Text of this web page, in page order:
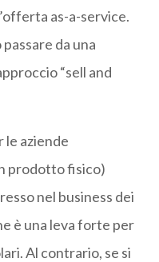
as-a-service.
da una
“sell and
le aziende
prodotto fisico)
nel business dei
è una leva forte per
Al contrario, se si